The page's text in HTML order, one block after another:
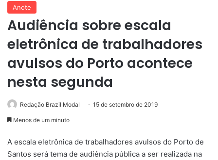
Anote
Audiência sobre escala
eletrônica de trabalhadores
avulsos do Porto acontece
nesta segunda
Redação Brazil Modal 15 de setembro de 2019
Menos de um minuto
A escala eletrônica de trabalhadores avulsos do Porto de
Santos será tema de audiência pública a ser realizada na